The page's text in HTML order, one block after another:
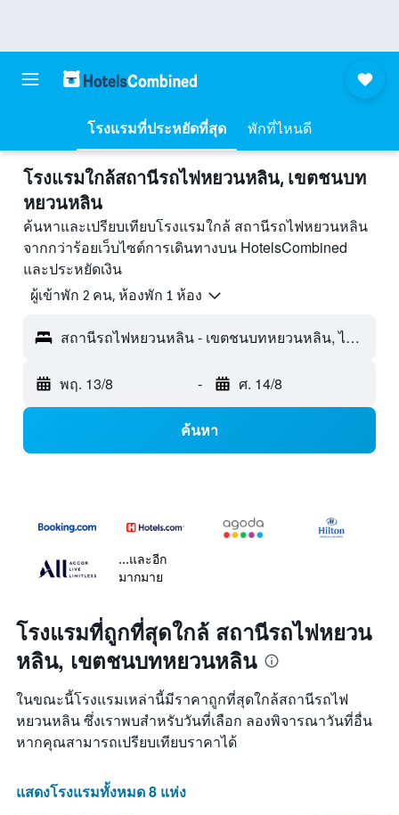
โรงแรมที่ประหยัดที่สุด พักที่ไหนดี
โรงแรมใกล้สถานีรถไฟหยวนหลิน, เขตชนบท
หยวนหลิน
ค้นหาและเปรียบเทียบโรงแรมใกล้ สถานีรถไฟหยวนหลิน
จากกว่าร้อยเว็บไซต์การเดินทางบน HotelsCombined
และประหยัดเงิน
ผู้เข้าพัก 2 คน, ห้องพัก 1 ห้อง
สถานีรถไฟหยวนหลิน - เขตชนบทหยวนหลิน, ไต้หวัน
พฤ. 13/8 - ศ. 14/8
ค้นหา
...และอีก
มากมาย
โรงแรมที่ถูกที่สุดใกล้ สถานีรถไฟหยวน
หลิน, เขตชนบทหยวนหลิน
ในขณะนี้โรงแรมเหล่านี้มีราคาถูกที่สุดใกล้สถานีรถไฟ
หยวนหลิน ซึ่งเราพบสำหรับวันที่เลือก ลองพิจารณาวันที่อื่น
หากคุณสามารถเปรียบเทียบราคาได้
แสดงโรงแรมทั้งหมด 8 แห่ง